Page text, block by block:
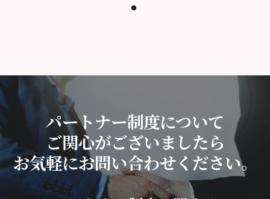
パートナー制度について
ご関心がございましたら
お気軽にお問い合わせください。